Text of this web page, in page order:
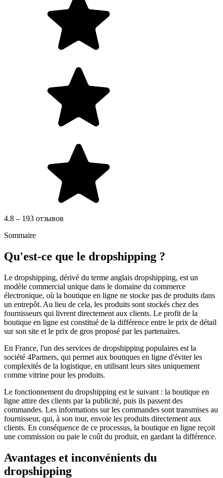
4.8 – 193 отзывов
Sommaire
Qu'est-ce que le dropshipping ?
Le dropshipping, dérivé du terme anglais dropshipping, est un
modèle commercial unique dans le domaine du commerce
électronique, où la boutique en ligne ne stocke pas de produits dans
un entrepôt. Au lieu de cela, les produits sont stockés chez des
fournisseurs qui livrent directement aux clients. Le profit de la
boutique en ligne est constitué de la différence entre le prix de détail
sur son site et le prix de gros proposé par les partenaires.
En France, l'un des services de dropshipping populaires est la
société 4Partners, qui permet aux boutiques en ligne d'éviter les
complexités de la logistique, en utilisant leurs sites uniquement
comme vitrine pour les produits.
Le fonctionnement du dropshipping est le suivant : la boutique en
ligne attire des clients par la publicité, puis ils passent des
commandes. Les informations sur les commandes sont transmises au
fournisseur, qui, à son tour, envoie les produits directement aux
clients. En conséquence de ce processus, la boutique en ligne reçoit
une commission ou paie le coût du produit, en gardant la différence.
Avantages et inconvénients du
dropshipping